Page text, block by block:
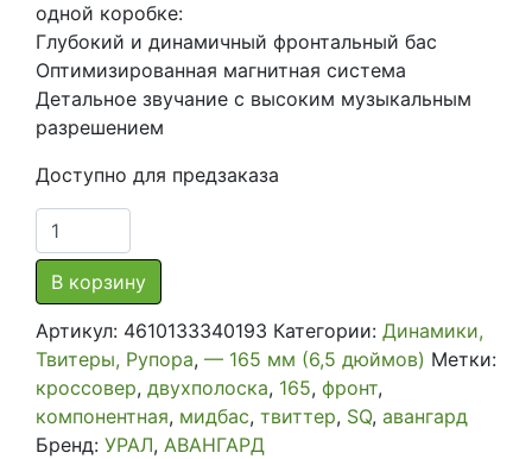
одной коробке:
Глубокий и динамичный фронтальный бас
Оптимизированная магнитная система
Детальное звучание с высоким музыкальным
разрешением
Доступно для предзаказа
Количество
товара
Компонентная
акустика
Урал
АС-
А1625К
Авангард
В корзину
Артикул: 4610133340193 Категории: Динамики,
Твитеры, Рупора, — 165 мм (6,5 дюймов) Метки:
кроссовер, двухполоска, 165, фронт,
компонентная, мидбас, твиттер, SQ, авангард
Бренд: УРАЛ, АВАНГАРД